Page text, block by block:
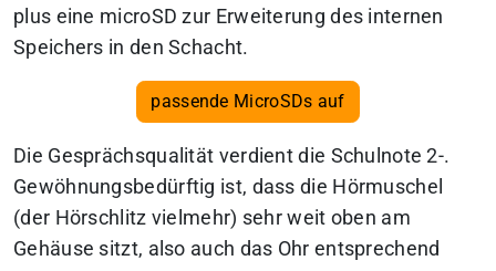
plus eine microSD zur Erweiterung des internen
Speichers in den Schacht.
passende MicroSDs auf
Die Gesprächsqualität verdient die Schulnote 2-.
Gewöhnungsbedürftig ist, dass die Hörmuschel
(der Hörschlitz vielmehr) sehr weit oben am
Gehäuse sitzt, also auch das Ohr entsprechend